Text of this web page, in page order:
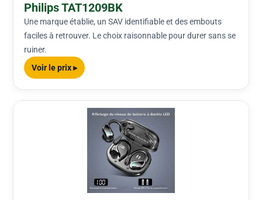
Philips TAT1209BK
Une marque établie, un SAV identifiable et des embouts
faciles à retrouver. Le choix raisonnable pour durer sans se
ruiner.
Voir le prix ▸